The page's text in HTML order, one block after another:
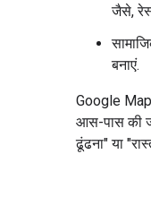
जैसे,
बनाएं.
Google
आस-पास की
ढूंढना" या